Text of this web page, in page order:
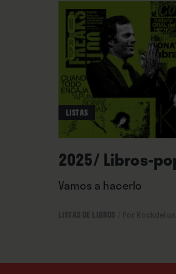
donde la
en una
espacio a
LISTAS
2025/ Libros-
Vamos a hacerlo